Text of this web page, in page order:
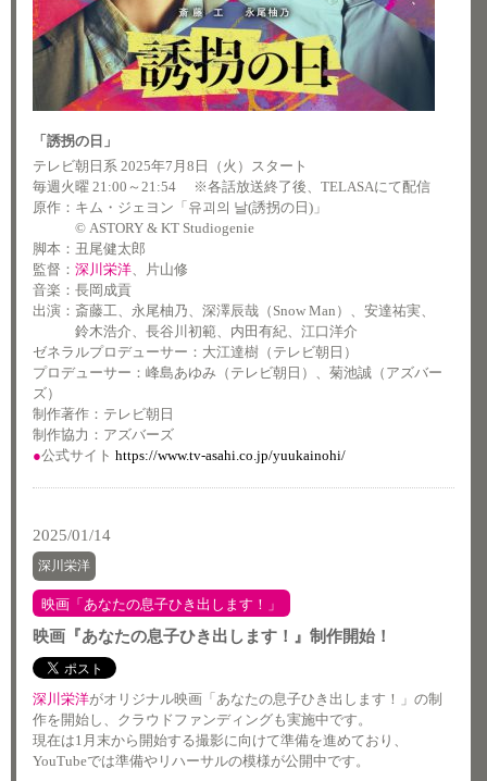
「誘拐の日」
テレビ朝日系 2025年7月8日（火）スタート
毎週火曜 21:00～21:54 ※各話放送終了後、TELASAにて配信
原作：キム・ジェヨン「유괴의 날(誘拐の日)」
© ASTORY & KT Studiogenie
脚本：丑尾健太郎
監督： 深川栄洋 、片山修
音楽：長岡成貢
出演：斎藤工、永尾柚乃、深澤辰哉（Snow Man）、安達祐実、
鈴木浩介、長谷川初範、内田有紀、江口洋介
ゼネラルプロデューサー：大江達樹（テレビ朝日）
プロデューサー：峰島あゆみ（テレビ朝日）、菊池誠（アズバー
ズ）
制作著作：テレビ朝日
制作協力：アズバーズ
●公式サイト https://www.tv-asahi.co.jp/yuukainohi/
2025/01/14
深川栄洋
映画「あなたの息子ひき出します！」
映画『あなたの息子ひき出します！』制作開始！
深川栄洋がオリジナル映画「あなたの息子ひき出します！」の制
作を開始し、クラウドファンディングも実施中です。
現在は1月末から開始する撮影に向けて準備を進めており、
YouTubeでは準備やリハーサルの模様が公開中です。